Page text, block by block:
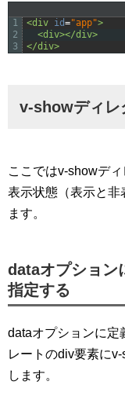
1
2
3
<div id="app">
<div></div>
</div>
v-showディレ
ここではv-showデ
表示状態（表示と非
ます。
dataオプション
指定する
dataオプションに定
レートのdiv要素に
します。